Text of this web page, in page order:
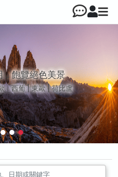
飽覽絕色美景
｜西葡 | 東歐 | 荷比盧
日期或關鍵字